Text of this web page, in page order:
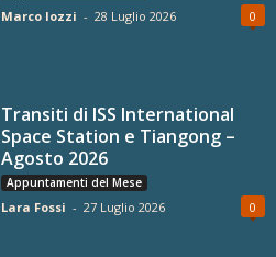
Marco Iozzi - 28 Luglio 2026 0
Transiti di ISS International
Space Station e Tiangong –
Agosto 2026
Appuntamenti del Mese
Lara Fossi - 27 Luglio 2026 0